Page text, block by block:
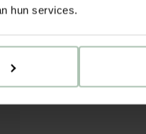
hun services.